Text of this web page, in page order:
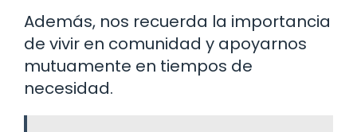
Además, nos recuerda la importancia
de vivir en comunidad y apoyarnos
mutuamente en tiempos de
necesidad.